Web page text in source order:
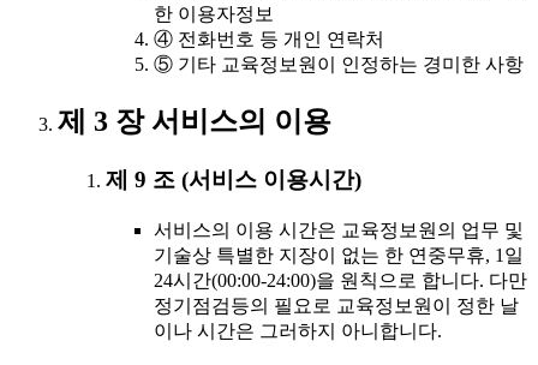
한 이용자정보
④ 전화번호 등 개인 연락처
⑤ 기타 교육정보원이 인정하는 경미한 사항
제 3 장 서비스의 이용
제 9 조 (서비스 이용시간)
서비스의 이용 시간은 교육정보원의 업무 및
기술상 특별한 지장이 없는 한 연중무휴, 1일
24시간(00:00-24:00)을 원칙으로 합니다. 다만
정기점검등의 필요로 교육정보원이 정한 날
이나 시간은 그러하지 아니합니다.